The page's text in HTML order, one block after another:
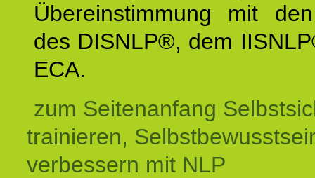
Übereinstimmung mit
des DISNLP®, dem
ECA.
zum Seitenanfang
trainieren,
verbessern mit NLP